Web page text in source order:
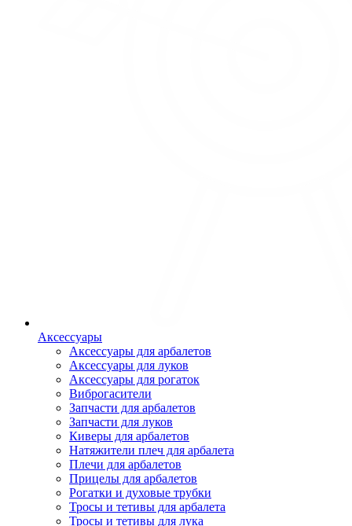
Аксессуары
Аксессуары для арбалетов
Аксессуары для луков
Аксессуары для рогаток
Виброгасители
Запчасти для арбалетов
Запчасти для луков
Киверы для арбалетов
Натяжители плеч для арбалета
Плечи для арбалетов
Прицелы для арбалетов
Рогатки и духовые трубки
Тросы и тетивы для арбалета
Тросы и тетивы для лука